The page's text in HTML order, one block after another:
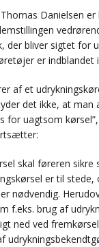
Danielsen
der bliver sigtet for
er indblandet
af et
det ikke, at man
for uagtsom
skal føreren sikre
er til stede,
nødvendig.
f.eks. brug af
ned ved